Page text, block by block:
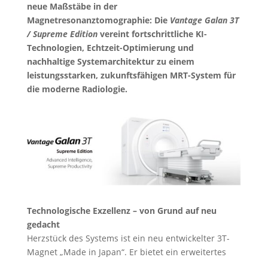
neue Maßstäbe in der
Magnetresonanztomographie: Die Vantage Galan 3T
/ Supreme Editionvereint fortschrittliche KI-
Technologien, Echtzeit-Optimierung und
nachhaltige Systemarchitektur zu einem
leistungsstarken, zukunftsfähigen MRT-System für
die moderne Radiologie.
Technologische Exzellenz – von Grund auf neu
gedacht
Herzstück des Systems ist ein neu entwickelter 3T-
Magnet „Made in Japan“. Er bietet ein erweitertes